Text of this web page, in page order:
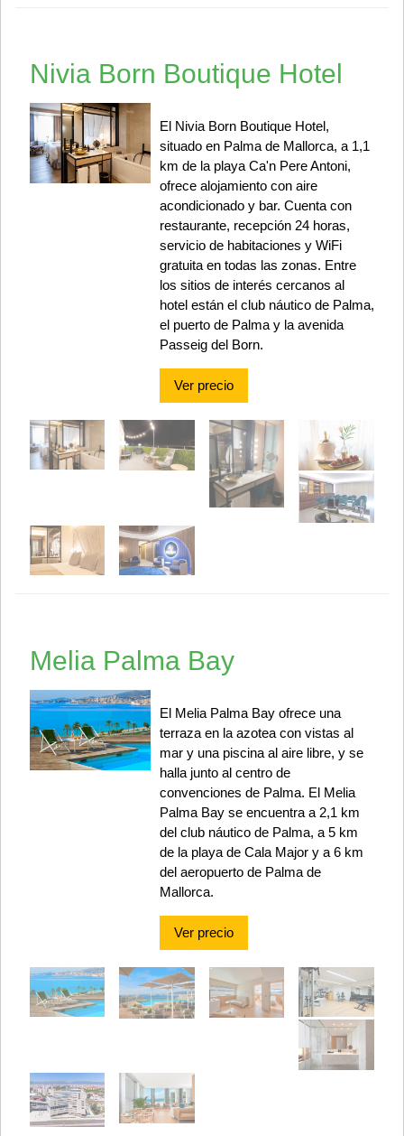
Nivia Born Boutique Hotel
El Nivia Born Boutique Hotel,
situado en Palma de Mallorca, a 1,1
km de la playa Ca'n Pere Antoni,
ofrece alojamiento con aire
acondicionado y bar. Cuenta con
restaurante, recepción 24 horas,
servicio de habitaciones y WiFi
gratuita en todas las zonas. Entre
los sitios de interés cercanos al
hotel están el club náutico de Palma,
el puerto de Palma y la avenida
Passeig del Born.
Ver precio
Melia Palma Bay
El Melia Palma Bay ofrece una
terraza en la azotea con vistas al
mar y una piscina al aire libre, y se
halla junto al centro de
convenciones de Palma. El Melia
Palma Bay se encuentra a 2,1 km
del club náutico de Palma, a 5 km
de la playa de Cala Major y a 6 km
del aeropuerto de Palma de
Mallorca.
Ver precio